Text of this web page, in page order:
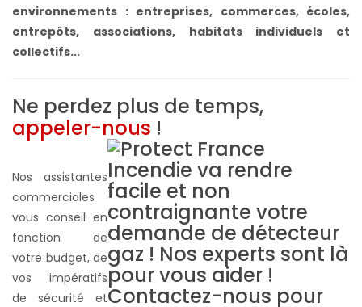
environnements : entreprises, commerces, écoles,
entrepôts, associations, habitats individuels et
collectifs...
Ne perdez plus de temps,
appeler-nous !
Nos assistantes
commerciales
vous conseil en
fonction de
votre budget, de
vos impératifs
de sécurité et